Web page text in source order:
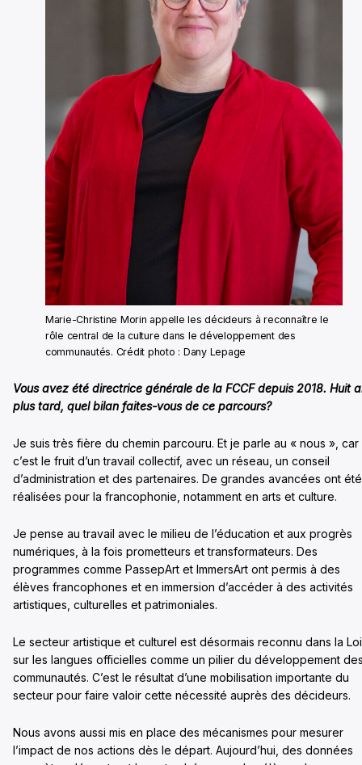
Marie-Christine Morin appelle les décideurs à reconnaître le
rôle central de la culture dans le développement des
communautés. Crédit photo : Dany Lepage
Vous avez été directrice générale de la FCCF depuis 2018. Huit
plus tard, quel bilan faites-vous de ce parcours?
Je suis très fière du chemin parcouru. Et je parle au « nous », car
c’est le fruit d’un travail collectif, avec un réseau, un conseil
d’administration et des partenaires. De grandes avancées ont été
réalisées pour la francophonie, notamment en arts et culture.
Je pense au travail avec le milieu de l’éducation et aux progrès
numériques, à la fois prometteurs et transformateurs. Des
programmes comme PassepArt et ImmersArt ont permis à des
élèves francophones et en immersion d’accéder à des activités
artistiques, culturelles et patrimoniales.
Le secteur artistique et culturel est désormais reconnu dans la Loi
sur les langues officielles comme un pilier du développement
communautés. C’est le résultat d’une mobilisation importante du
secteur pour faire valoir cette nécessité auprès des décideurs.
Nous avons aussi mis en place des mécanismes pour mesurer
l’impact de nos actions dès le départ. Aujourd’hui, des données